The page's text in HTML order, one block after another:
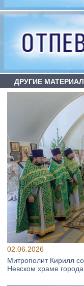
ДРУГИЕ
02.06.2026
Митрополит Кирилл
Невском храме